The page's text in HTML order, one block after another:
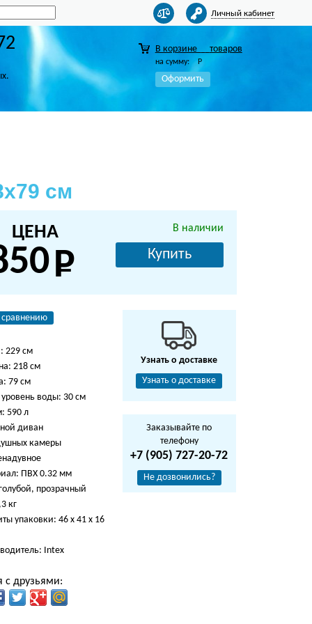
Личный кабинет
В корзине товаров
на сумму: Р
Оформить
см
В наличии
ЦЕНА
Купить
229 см
218 см
79 см
воды: 30 см
590 л
диван
камеры
ПВХ 0.32 мм
прозрачный
кг
упаковки: 46 х 41 х 16
Intex
с друзьями:
Узнать о доставке
Узнать о доставке
Заказывайте по
телефону
+7 (905) 727-20-72
Не дозвонились?